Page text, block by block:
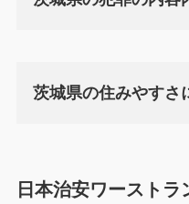
茨城県の住みやすさ
日本治安ワースト